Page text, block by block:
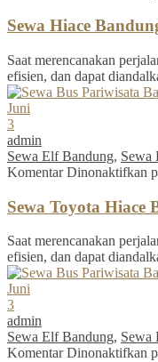
Sewa Hiace
Saat merencanakan
efisien, dan dapat
Juni
3
admin
Sewa Elf Bandung, Sewa
Komentar Dinonaktifkan
Sewa Toyota Hiace
Saat merencanakan
efisien, dan dapat
Juni
3
admin
Sewa Elf Bandung, Sewa
Komentar Dinonaktifkan